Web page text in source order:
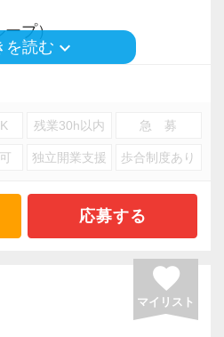
ープ）
を読む keyboard_arrow_down
残業30h以内 急 募
独立開業支援 歩合制度あり
応募する
favorite
マイリスト